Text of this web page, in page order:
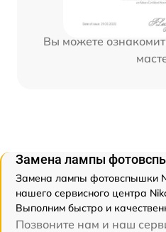
Вы можете
Замена лампы
Замена лампы фотовспышки
нашего сервисного центра
Выполним быстро и
Позвоните нам и наш